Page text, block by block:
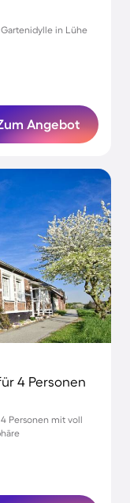
in Lühe
Angebot
4 Personen
Personen mit voll